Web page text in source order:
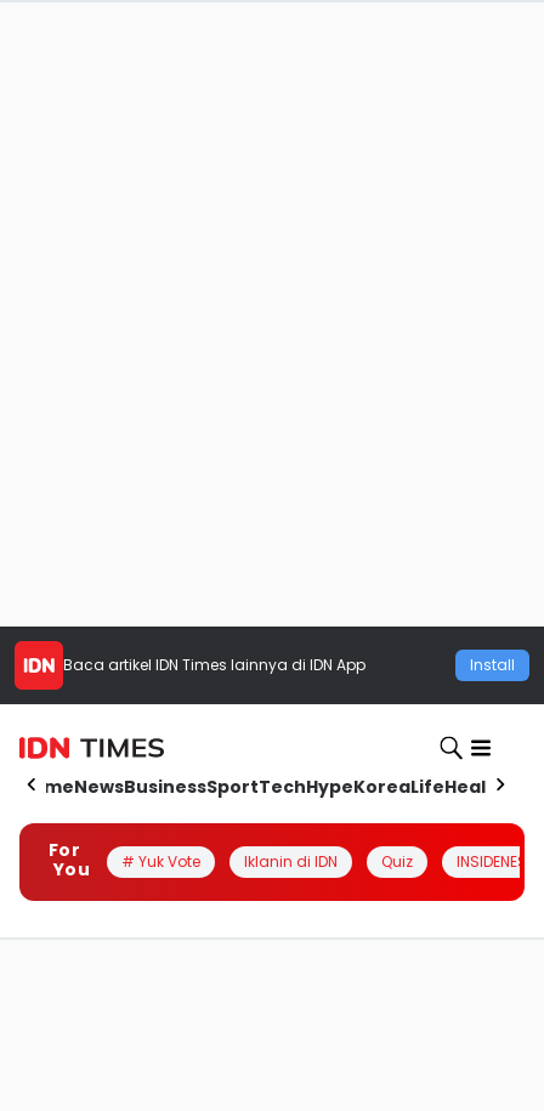
Baca artikel IDN Times lainnya di IDN App Install
HomeNewsBusinessSportTechHypeKoreaLifeHealth
For
You
# Yuk Vote Iklanin di IDN Quiz INSIDENESIA